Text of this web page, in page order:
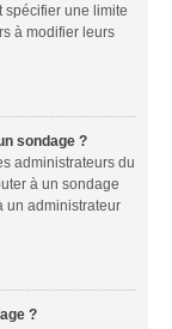
spécifier une limite
à modifier leurs
sondage ?
administrateurs du
à un sondage
un administrateur
?